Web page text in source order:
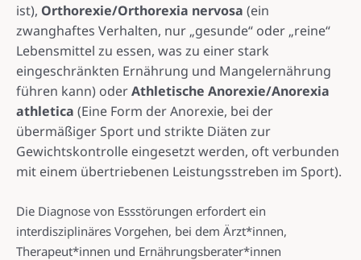
ist), Orthorexie/Orthorexia nervosa (ein
zwanghaftes Verhalten, nur „gesunde“ oder „reine“
Lebensmittel zu essen, was zu einer stark
eingeschränkten Ernährung und Mangelernährung
führen kann) oderAthletische Anorexie/Anorexia
athletica (Eine Form der Anorexie, bei der
übermäßiger Sport und strikte Diäten zur
Gewichtskontrolle eingesetzt werden, oft verbunden
mit einem übertriebenen Leistungsstreben im Sport).
Die Diagnose von Essstörungen erfordert ein
interdisziplinäres Vorgehen, bei dem Ärzt*innen,
Therapeut*innen und Ernährungsberater*innen